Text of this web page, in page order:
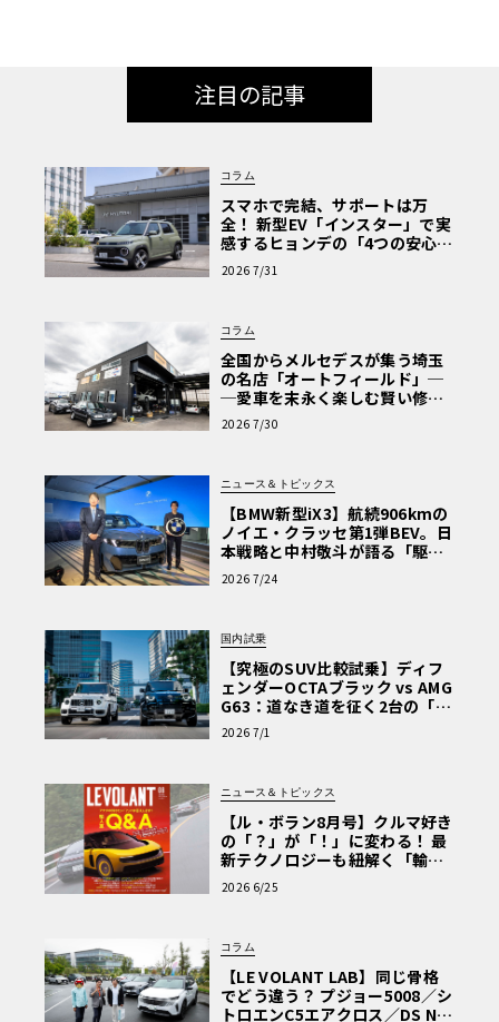
注目の記事
コラム
スマホで完結、サポートは万
全！ 新型EV「インスター」で実
感するヒョンデの「4つの安心」
【第1回・ヒョンデ6つの疑問：
Why? Hyundai?】〈PR〉
2026 7/31
コラム
全国からメルセデスが集う埼玉
の名店「オートフィールド」─
─愛車を末永く楽しむ賢い修理
術と、プロがフックス製オイル
を選ぶ理由〈PR〉
2026 7/30
ニュース＆トピックス
【BMW新型iX3】航続906kmの
ノイエ・クラッセ第1弾BEV。日
本戦略と中村敬斗が語る「駆け
ぬける歓び」
2026 7/24
国内試乗
【究極のSUV比較試乗】ディフ
ェンダーOCTAブラック vs AMG
G63：道なき道を征く2台の「対
極的アプローチ」
2026 7/1
ニュース＆トピックス
【ル・ボラン8月号】クルマ好き
の「？」が「！」に変わる！ 最
新テクノロジーも紐解く「輸入
車Q&A」
2026 6/25
コラム
【LE VOLANT LAB】同じ骨格
でどう違う？ プジョー5008／シ
トロエンC5エアクロス／DS Nº4